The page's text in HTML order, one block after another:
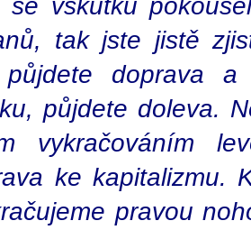
tak jste jistě
doprava a
půjdete doleva.
vykračováním
ke kapitalizmu.
pravou